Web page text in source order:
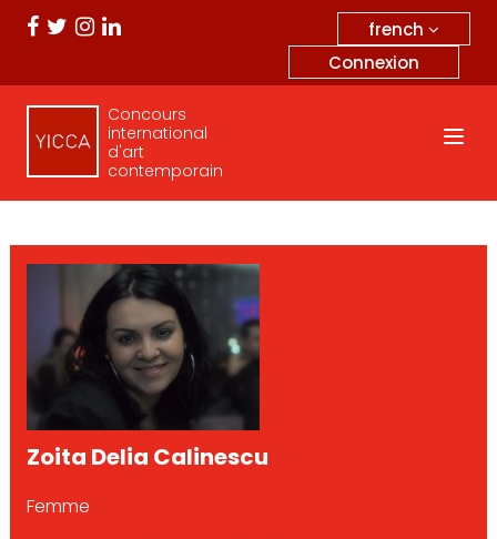
french
Connexion
Concours
international
d'art
contemporain
Zoita Delia Calinescu
Femme